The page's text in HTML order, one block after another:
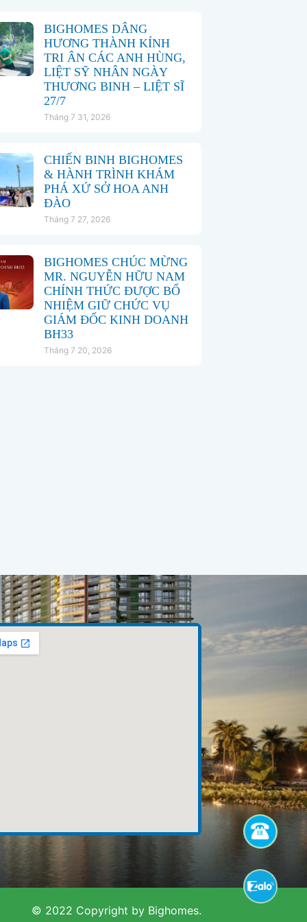
BIGHOMES DÂNG
HƯƠNG THÀNH KÍNH
TRI ÂN CÁC ANH HÙNG,
LIỆT SỸ NHÂN NGÀY
THƯƠNG BINH – LIỆT SĨ
27/7
Tháng 7 31, 2026
CHIẾN BINH BIGHOMES
& HÀNH TRÌNH KHÁM
PHÁ XỨ SỞ HOA ANH
ĐÀO
Tháng 7 27, 2026
BIGHOMES CHÚC MỪNG
MR. NGUYỄN HỮU NAM
CHÍNH THỨC ĐƯỢC BỔ
NHIỆM GIỮ CHỨC VỤ
GIÁM ĐỐC KINH DOANH
BH33
Tháng 7 20, 2026
© 2022 Copyright by Bighomes.